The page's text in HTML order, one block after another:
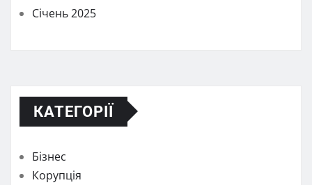
Січень 2025
КАТЕГОРІЇ
Бізнес
Корупція